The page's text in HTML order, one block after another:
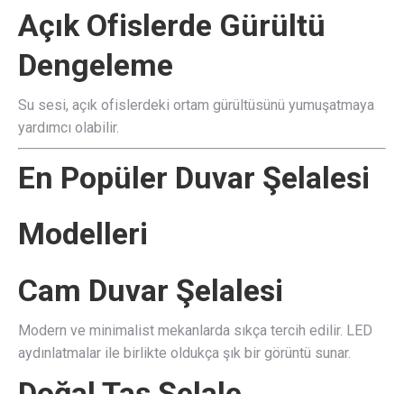
Açık Ofislerde Gürültü
Dengeleme
Su sesi, açık ofislerdeki ortam gürültüsünü yumuşatmaya
yardımcı olabilir.
En Popüler Duvar Şelalesi
Modelleri
Cam Duvar Şelalesi
Modern ve minimalist mekanlarda sıkça tercih edilir. LED
aydınlatmalar ile birlikte oldukça şık bir görüntü sunar.